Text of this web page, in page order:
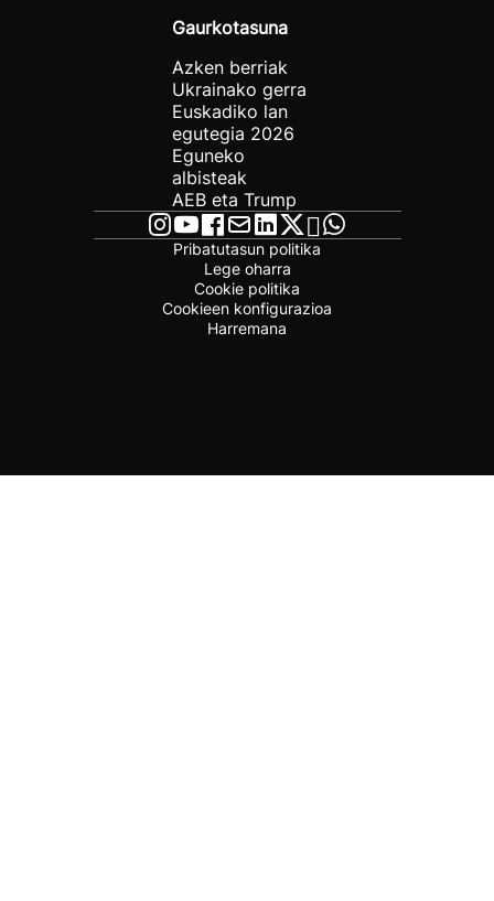
Gaurkotasuna
Azken berriak
Ukrainako gerra
Euskadiko lan
egutegia 2026
Eguneko
albisteak
AEB eta Trump
Pribatutasun politika
Lege oharra
Cookie politika
Cookieen konfigurazioa
Harremana